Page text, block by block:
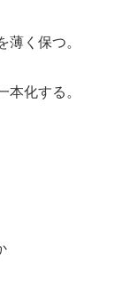
く保つ。
化する。